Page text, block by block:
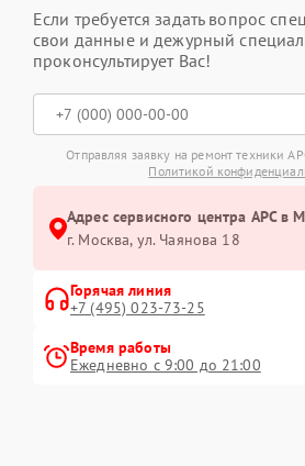
Если требуется задать вопрос
свои данные и дежурный
проконсультирует Вас!
Отправляя заявку на ремонт техники
Политикой
Адрес сервисного центра APC в
г. Москва, ул. Чаянова 18
Горячая линия
+7 (495) 023-73-25
Время работы
Ежедневно с 9:00 до 21:00